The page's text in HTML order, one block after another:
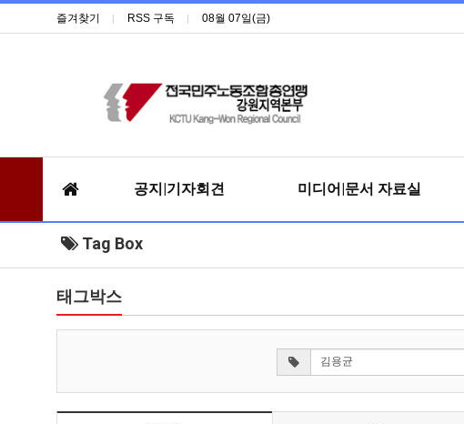
즐겨찾기 RSS 구독 08월 07일(금)
공지|기자회견 미디어|문서 자료실
Tag Box
태그박스